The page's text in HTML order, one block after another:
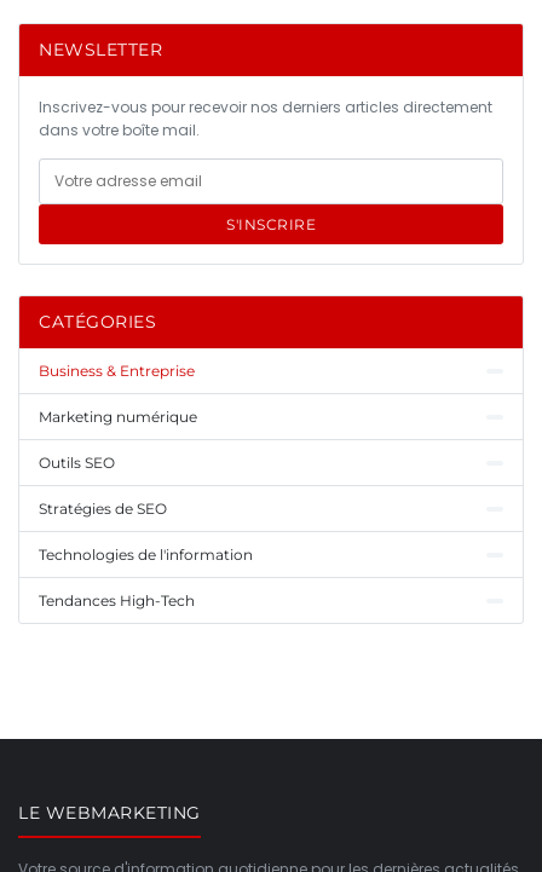
NEWSLETTER
Inscrivez-vous pour recevoir nos derniers articles directement
dans votre boîte mail.
S'INSCRIRE
CATÉGORIES
Business & Entreprise
Marketing numérique
Outils SEO
Stratégies de SEO
Technologies de l'information
Tendances High-Tech
LE WEBMARKETING